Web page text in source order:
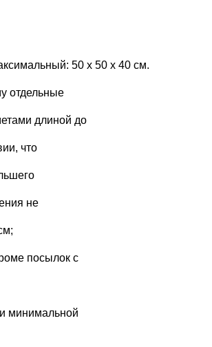
50 х 50 х 40 см.
отдельные
длиной до
что
не
посылок с
минимальной